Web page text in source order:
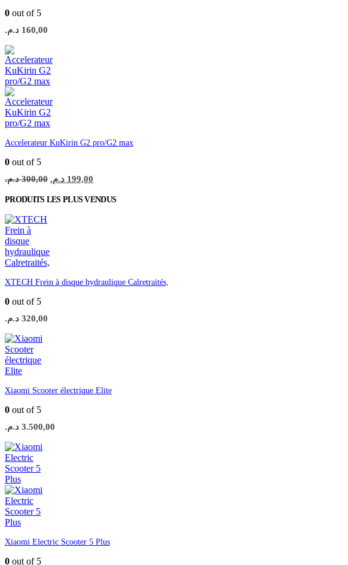
0 out of 5
160,00 د.م.
Accelerateur KuKirin G2 pro/G2 max
0 out of 5
300,00 د.م.
Le
prix
initial
était :
199,00 د.م.
prix
actuel
est :
PRODUITS LES PLUS VENDUS
XTECH Frein à disque hydraulique Calretraités,
0 out of 5
320,00 د.م.
Xiaomi Scooter électrique Elite
0 out of 5
3.500,00 د.م.
Xiaomi Electric Scooter 5 Plus
0 out of 5